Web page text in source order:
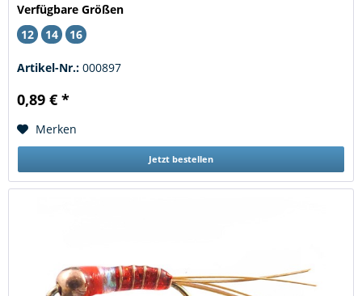
Verfügbare Größen
12
14 16
Artikel-Nr.: 000897
0,89 € *
Merken
Jetzt bestellen